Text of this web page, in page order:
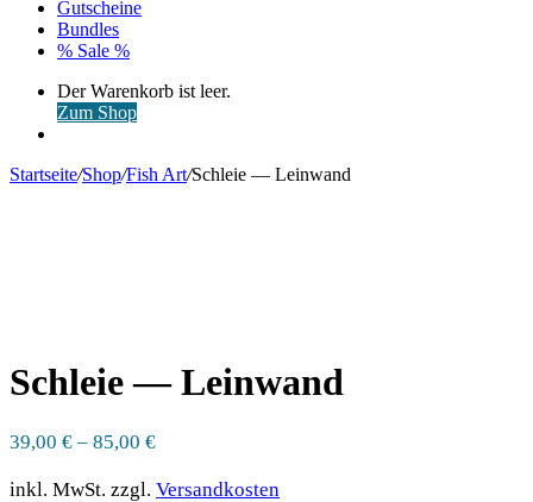
Gutscheine
Bundles
% Sale %
Warenkorb
ansehen
Der Warenkorb ist leer.
Zum Shop
Startseite/Shop/Fish Art/Schleie — Leinwand
Schleie — Leinwand
39,00 € – 85,00 €
inkl. MwSt. zzgl. Versandkosten